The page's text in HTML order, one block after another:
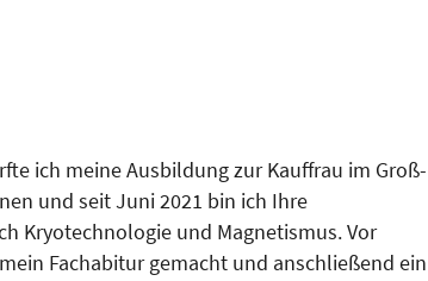
ich meine Ausbildung zur Kauffrau im Groß-
und seit Juni 2021 bin ich Ihre
Kryotechnologie und Magnetismus. Vor
Fachabitur gemacht und anschließend ein